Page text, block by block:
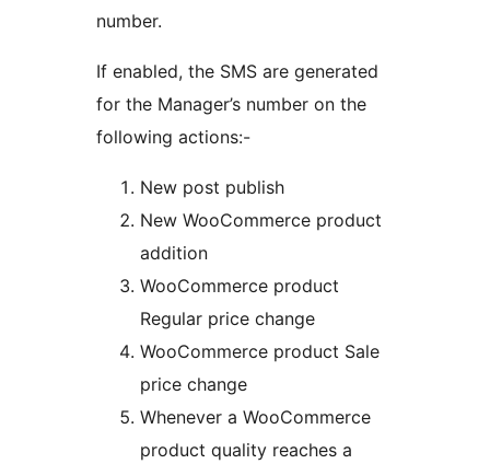
number.
If enabled, the SMS are generated
for the Manager’s number on the
following actions:-
New post publish
New WooCommerce product
addition
WooCommerce product
Regular price change
WooCommerce product Sale
price change
Whenever a WooCommerce
product quality reaches a